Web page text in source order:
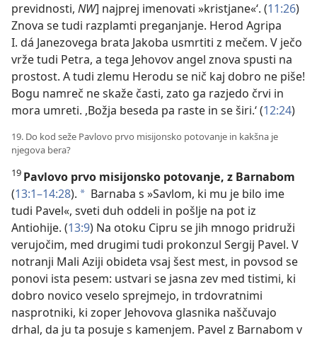
previdnosti, NW] najprej imenovati »kristjane«‘. (11:26)
Znova se tudi razplamti preganjanje. Herod Agripa
I. dá Janezovega brata Jakoba usmrtiti z mečem. V ječo
vrže tudi Petra, a tega Jehovov angel znova spusti na
prostost. A tudi zlemu Herodu se nič kaj dobro ne piše!
Bogu namreč ne skaže časti, zato ga razjedo črvi in
mora umreti. ,Božja beseda pa raste in se širi.‘ (12:24)
19. Do kod seže Pavlovo prvo misijonsko potovanje in kakšna je
njegova bera?
19 Pavlovo prvo misijonsko potovanje, z Barnabom
(13:1–14:28). * Barnaba s »Savlom, ki mu je bilo ime
tudi Pavel«, sveti duh oddeli in pošlje na pot iz
Antiohije. (13:9) Na otoku Cipru se jih mnogo pridruži
verujočim, med drugimi tudi prokonzul Sergij Pavel. V
notranji Mali Aziji obideta vsaj šest mest, in povsod se
ponovi ista pesem: ustvari se jasna zev med tistimi, ki
dobro novico veselo sprejmejo, in trdovratnimi
nasprotniki, ki zoper Jehovova glasnika naščuvajo
drhal, da ju ta posuje s kamenjem. Pavel z Barnabom v